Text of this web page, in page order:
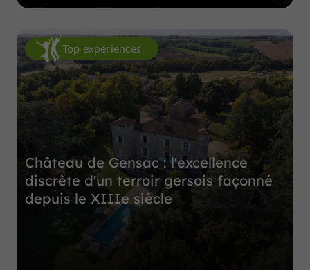
Top expériences
Château de Gensac : l'excellence
discrète d'un terroir gersois façonné
depuis le XIIIe siècle